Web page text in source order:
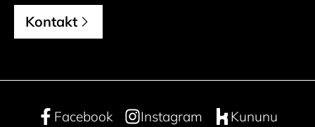
Kontakt
Facebook Instagram
Kununu